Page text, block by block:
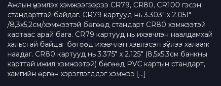
Ажлын үнэмлэх хэмжээгээрээ CR79, CR80, CR100 гэсэн
стандарттай байдаг. CR79 картууд нь 3.303″ x 2.051″
/8,3х5,2см/хэмжээтэй бөгөөд стандарт CR80 хэмжээтэй
картаас арай бага. CR79 картууд нь ихэвчлэн наалдамхай
хальстай байдаг бөгөөд ихэвчлэн хэвлэсэн зүйлээ халааж
наадаг. CR80 картууд нь 3.375″ x 2.125″ (8,5х5,3см банкны
карттай ижил хэмжээтэй) бөгөөд PVC картын стандарт,
хамгийн өргөн хэрэглэгддэг хэмжээ […]